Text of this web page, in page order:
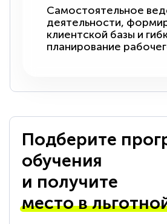
Самостоятельное
деятельности,
клиентской базы и
планирование
Подберите
обучения
и получите
место в